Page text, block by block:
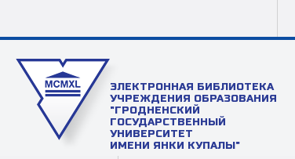
ЭЛЕКТРОННАЯ БИБЛИОТЕКА
УЧРЕЖДЕНИЯ ОБРАЗОВАНИЯ
"ГРОДНЕНСКИЙ
ГОСУДАРСТВЕННЫЙ
УНИВЕРСИТЕТ
ИМЕНИ ЯНКИ КУПАЛЫ"